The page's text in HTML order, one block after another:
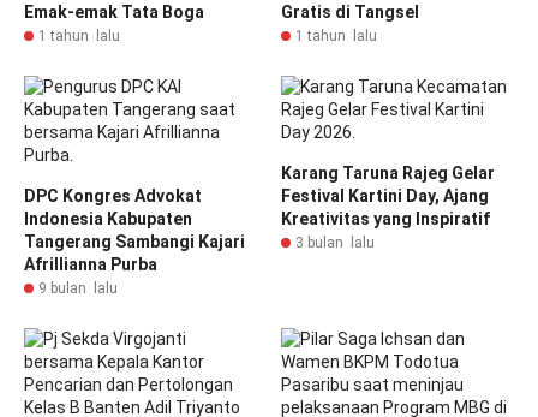
Emak-emak Tata Boga
1 tahun lalu
Gratis di Tangsel
1 tahun lalu
DPC Kongres Advokat
Indonesia Kabupaten
Tangerang Sambangi Kajari
Afrillianna Purba
9 bulan lalu
Karang Taruna Rajeg Gelar
Festival Kartini Day, Ajang
Kreativitas yang Inspiratif
3 bulan lalu